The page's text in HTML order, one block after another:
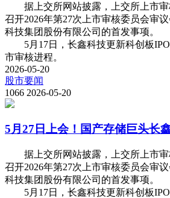
据上交所网站披露，上交所上市审
召开2026年第27次上市审核委员会审
科技集团股份有限公司的首发事项。
5月17日，长鑫科技更新科创板IPO
市审核进程。
2026-05-20
股市要闻
1066 2026-05-20
5月27日上会！国产存储巨头长
据上交所网站披露，上交所上市审
召开2026年第27次上市审核委员会审
科技集团股份有限公司的首发事项。
5月17日，长鑫科技更新科创板IPO